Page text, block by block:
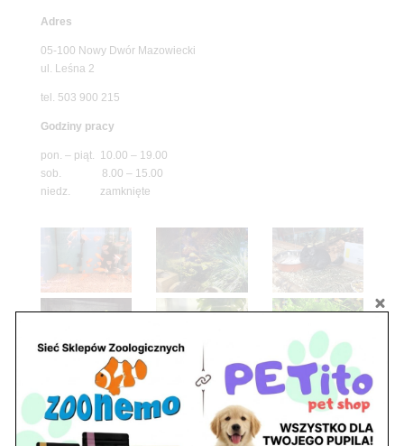
Adres
05-100 Nowy Dwór Mazowiecki
ul. Leśna 2
tel. 503 900 215
Godziny pracy
pon. – piąt. 10.00 – 19.00
sob. 8.00 – 15.00
niedz. zamknięte